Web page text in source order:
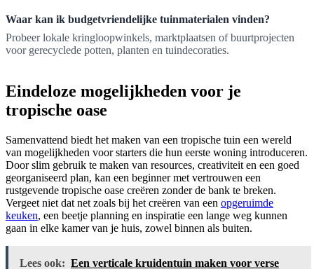
Waar kan ik budgetvriendelijke tuinmaterialen vinden?
Probeer lokale kringloopwinkels, marktplaatsen of buurtprojecten
voor gerecyclede potten, planten en tuindecoraties.
Eindeloze mogelijkheden voor je
tropische oase
Samenvattend biedt het maken van een tropische tuin een wereld
van mogelijkheden voor starters die hun eerste woning introduceren.
Door slim gebruik te maken van resources, creativiteit en een goed
georganiseerd plan, kan een beginner met vertrouwen een
rustgevende tropische oase creëren zonder de bank te breken.
Vergeet niet dat net zoals bij het creëren van een opgeruimde
keuken, een beetje planning en inspiratie een lange weg kunnen
gaan in elke kamer van je huis, zowel binnen als buiten.
Lees ook: Een verticale kruidentuin maken voor verse